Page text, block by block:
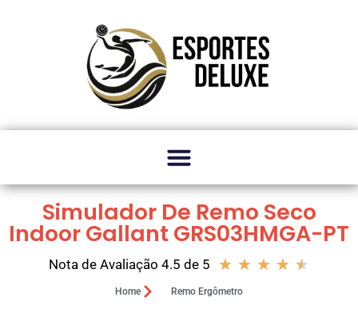
Simulador De Remo Seco
Indoor Gallant GRS03HMGA-PT
Nota de Avaliação 4.5 de 5 ★ ★ ★ ★ ★
Home Remo Ergômetro